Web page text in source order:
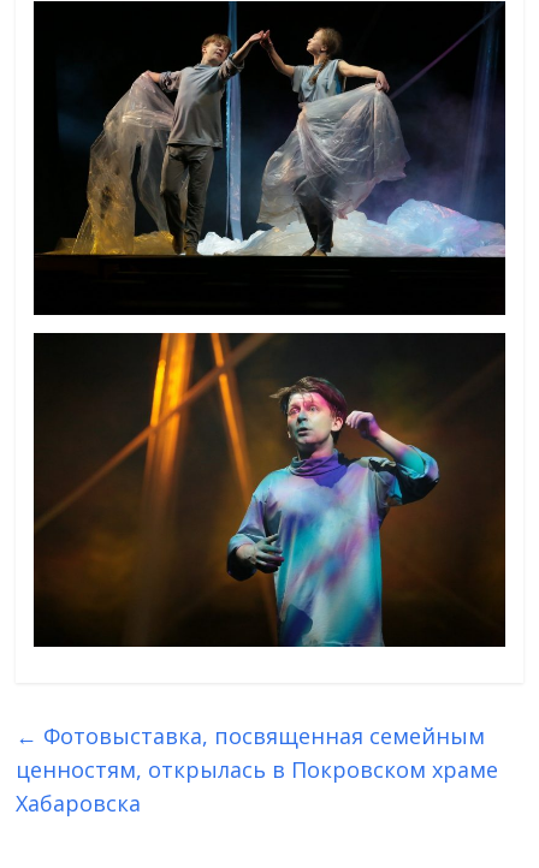
← Фотовыставка, посвященная семейным
ценностям, открылась в Покровском храме
Хабаровска